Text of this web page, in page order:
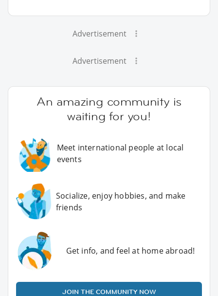
Advertisement
Advertisement
An amazing community is
waiting for you!
Meet international people at local
events
Socialize, enjoy hobbies, and make
friends
Get info, and feel at home abroad!
JOIN THE COMMUNITY NOW